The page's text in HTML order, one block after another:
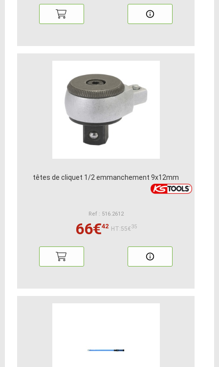
têtes de cliquet 1/2 emmanchement 9x12mm
Ref : 516.2612
66€42 HT:55€35